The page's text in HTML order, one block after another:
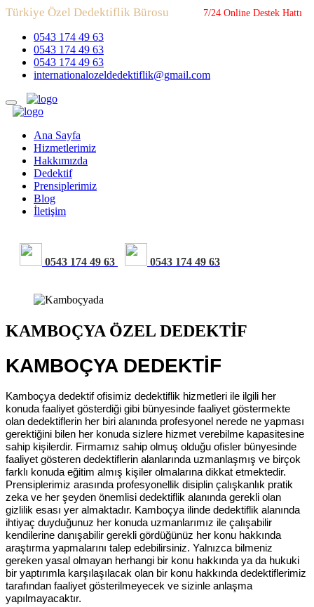
Türkiye Özel Dedektiflik Bürosu 7/24 Online Destek Hattı
0543 174 49 63
0543 174 49 63
0543 174 49 63
internationalozeldedektiflik@gmail.com
Ana Sayfa
Hizmetlerimiz
Hakkımızda
Dedektif
Prensiplerimiz
Blog
İletişim
0543 174 49 63 0543 174 49 63
KAMBOÇYA ÖZEL DEDEKTİF
KAMBOÇYA DEDEKTİF
Kamboçya dedektif ofisimiz dedektiflik hizmetleri ile ilgili her
konuda faaliyet gösterdiği gibi bünyesinde faaliyet göstermekte
olan dedektiflerin her biri alanında profesyonel nerede ne yapması
gerektiğini bilen her konuda sizlere hizmet verebilme kapasitesine
sahip kişilerdir. Firmamız sahip olmuş olduğu ofisler bünyesinde
faaliyet gösteren dedektiflerin alanlarında uzmanlaşmış ve birçok
farklı konuda eğitim almış kişiler olmalarına dikkat etmektedir.
Prensiplerimiz arasında profesyonellik disiplin çalışkanlık pratik
zeka ve her şeyden önemlisi dedektiflik alanında gerekli olan
gizlilik esası yer almaktadır. Kamboçya ilinde dedektiflik alanında
ihtiyaç duyduğunuz her konuda uzmanlarımız ile çalışabilir
kendilerine danışabilir gerekli gördüğünüz her konu hakkında
araştırma yapmalarını talep edebilirsiniz. Yalnızca bilmeniz
gereken yasal olmayan herhangi bir konu hakkında ya da hukuki
bir yaptırımla karşılaşılacak olan bir konu hakkında dedektiflerimiz
tarafından faaliyet gösterilmeyecek ve sizinle anlaşma
yapılmayacaktır.